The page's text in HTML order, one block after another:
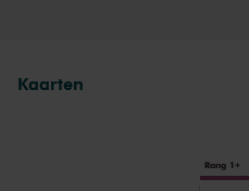
Ondanks, of misschien wel juist
Exsultate,
Kaarten
Rang 1+